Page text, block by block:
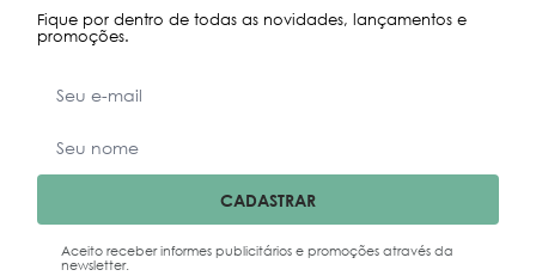
Fique por dentro de todas as novidades, lançamentos e
promoções.
CADASTRAR
Aceito receber informes publicitários e promoções através da
newsletter.